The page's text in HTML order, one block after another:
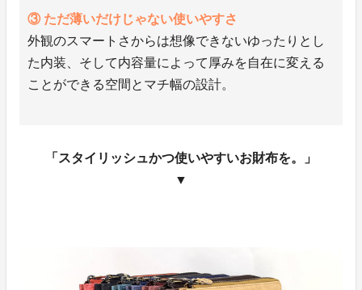
③ ただ薄いだけじゃない使いやすさ
外観のスマートさからは想像できないゆったりとし
た内装、そして内容量によって厚みを自在に変える
ことができる空間とマチ幅の設計。
「スタイリッシュかつ使いやすいお財布を。」
▼